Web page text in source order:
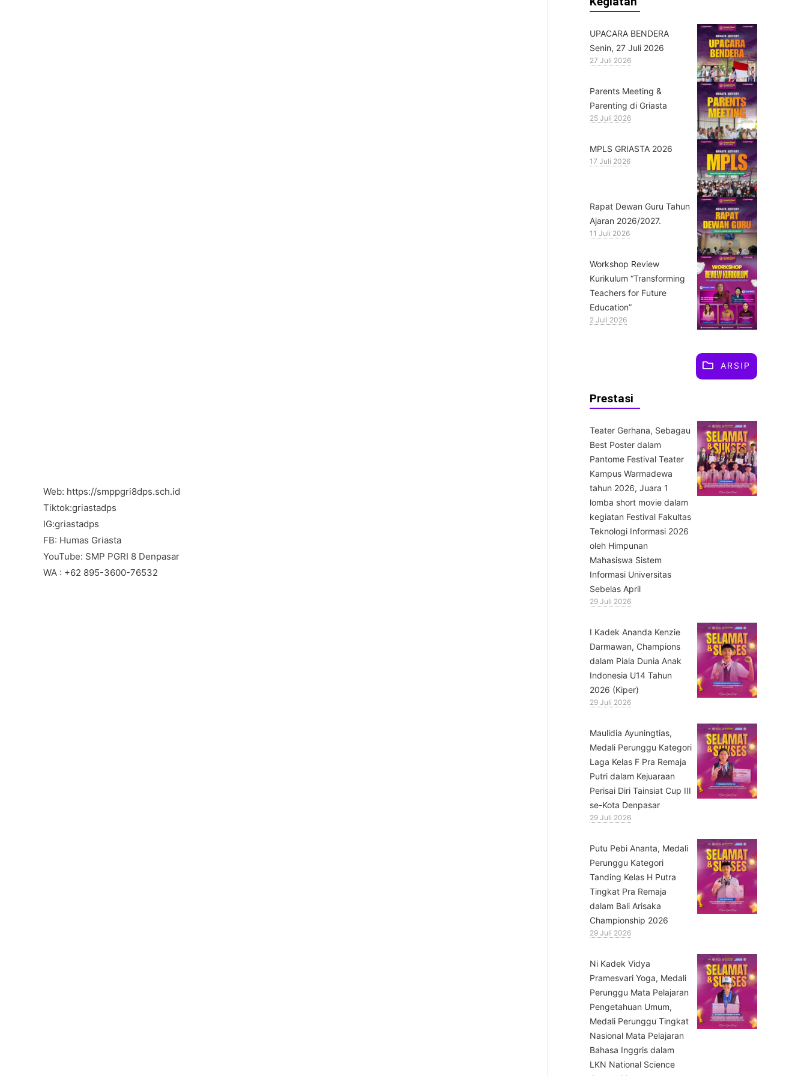
Web: https://smppgri8dps.sch.id
Tiktok:griastadps
IG:griastadps
FB: Humas Griasta
YouTube: SMP PGRI 8 Denpasar
WA : +62 895-3600-76532
UPACARA BENDERA
Senin, 27 Juli 2026
27 Juli 2026
Parents Meeting &
Parenting di Griasta
25 Juli 2026
MPLS GRIASTA 2026
17 Juli 2026
Rapat Dewan Guru Tahun
Ajaran 2026/2027.
11 Juli 2026
Workshop Review
Kurikulum “Transforming
Teachers for Future
Education”
2 Juli 2026
ARSIP
Prestasi
Teater Gerhana, Sebagau
Best Poster dalam
Pantome Festival Teater
Kampus Warmadewa
tahun 2026, Juara 1
lomba short movie dalam
kegiatan Festival Fakultas
Teknologi Informasi 2026
oleh Himpunan
Mahasiswa Sistem
Informasi Universitas
Sebelas April
29 Juli 2026
⁠I Kadek Ananda Kenzie
Darmawan, Champions
dalam Piala Dunia Anak
Indonesia U14 Tahun
2026 (Kiper)
29 Juli 2026
⁠Maulidia Ayuningtias,
Medali Perunggu Kategori
Laga Kelas F Pra Remaja
Putri dalam Kejuaraan
Perisai Diri Tainsiat Cup III
se-Kota Denpasar
29 Juli 2026
Putu Pebi Ananta, Medali
Perunggu Kategori
Tanding Kelas H Putra
Tingkat Pra Remaja
dalam Bali Arisaka
Championship 2026
29 Juli 2026
⁠Ni Kadek Vidya
Pramesvari Yoga, Medali
Perunggu Mata Pelajaran
Pengetahuan Umum,
Medali Perunggu Tingkat
Nasional Mata Pelajaran
Bahasa Inggris dalam
LKN National Science